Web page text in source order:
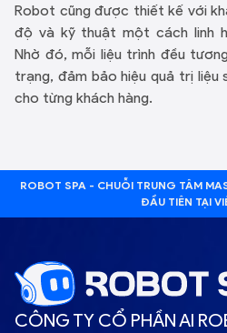
Robot cũng được thiết kế với
độ và kỹ thuật một cách linh
Nhờ đó, mỗi liệu trình đều
trạng, đảm bảo hiệu quả trị liệu
cho từng khách hàng.
ROBOT SPA - CHUỖI TRUNG TÂM
ĐẦU TIÊN TẠI
CÔNG TY CỔ PHẦN AI